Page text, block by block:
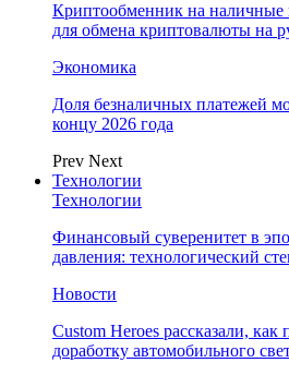
Криптообменник на наличные
для обмена криптовалюты на
Экономика
Доля безналичных платежей
концу 2026 года
Prev Next
Технологии
Технологии
Финансовый суверенитет в
давления: технологический
Новости
Custom Heroes рассказали,
доработку автомобильного